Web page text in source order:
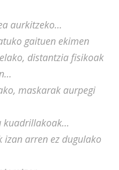
aurkitzeko…
gaituen ekimen
distantzia fisikoak
maskarak aurpegi
kuadrillakoak…
izan arren ez dugulako